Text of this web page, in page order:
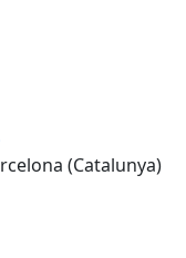
(Catalunya)